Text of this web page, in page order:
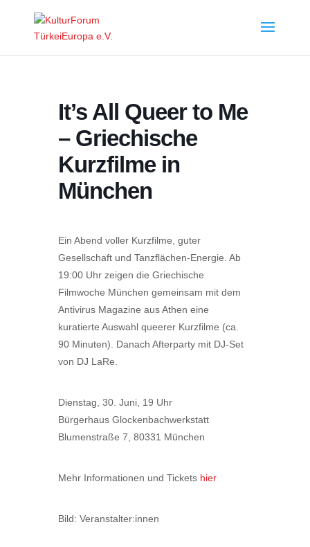
It’s All Queer to Me
– Griechische
Kurzfilme in
München
Ein Abend voller Kurzfilme, guter
Gesellschaft und Tanzflächen-Energie. Ab
19:00 Uhr zeigen die Griechische
Filmwoche München gemeinsam mit dem
Antivirus Magazine aus Athen eine
kuratierte Auswahl queerer Kurzfilme (ca.
90 Minuten). Danach Afterparty mit DJ-Set
von DJ LaRe.
Dienstag, 30. Juni, 19 Uhr
Bürgerhaus Glockenbachwerkstatt
Blumenstraße 7, 80331 München
Mehr Informationen und Tickets hier
Bild: Veranstalter:innen